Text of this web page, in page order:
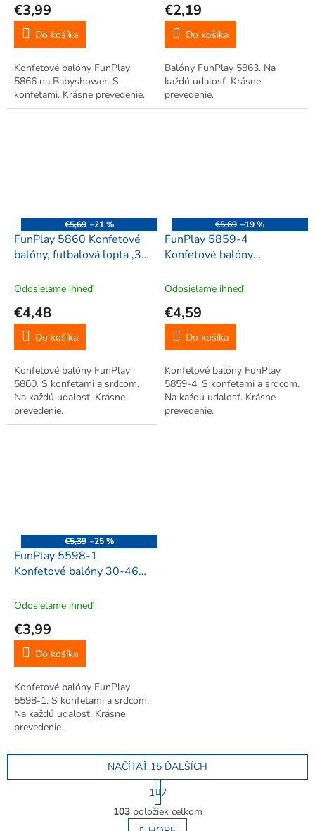
€3,99
Do košíka
Konfetové balóny FunPlay
5866 na Babyshower. S
konfetami. Krásne prevedenie.
€2,19
Do košíka
Balóny FunPlay 5863. Na
každú udalosť. Krásne
prevedenie.
€5,69 –21 %
FunPlay 5860 Konfetové
balóny, futbalová lopta ,33
Odosielame ihneď
€4,48
Do košíka
Konfetové balóny FunPlay
5860. S konfetami a srdcom.
Na každú udalosť. Krásne
prevedenie.
€5,69 –19 %
FunPlay 5859-4
Konfetové balóny
ks, medeno-biela
Odosielame ihneď
€4,59
Do košíka
Konfetové balóny FunPlay
5859-4. S konfetami a srdcom.
Na každú udalosť. Krásne
prevedenie.
€5,39 –25 %
FunPlay 5598-1
Konfetové balóny 30-46
Odosielame ihneď
€3,99
Do košíka
Konfetové balóny FunPlay
5598-1. S konfetami a srdcom.
Na každú udalosť. Krásne
prevedenie.
O
v
NAČÍTAŤ 15 ĎALŠÍCH
S
t
r
á
1 7
103položiek celkom